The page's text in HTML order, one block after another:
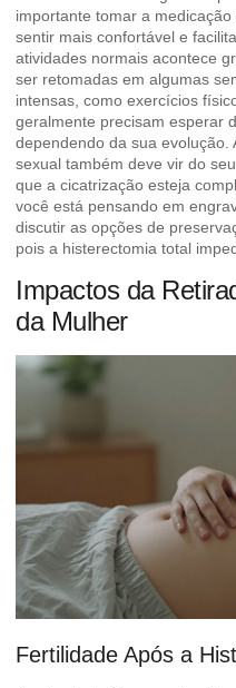
importante tomar a
sentir mais confortável e
atividades normais acontece
ser retomadas em algumas
intensas, como exercícios
geralmente precisam esperar
dependendo da sua evolução.
sexual também deve vir do
que a cicatrização esteja
você está pensando em
discutir as opções de
pois a histerectomia total
Impactos da
da Mulher
Fertilidade Após a